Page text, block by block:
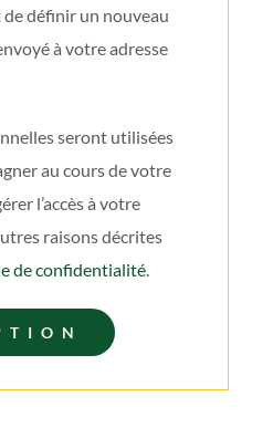
définir un nouveau
à votre adresse
seront utilisées
au cours de votre
l’accès à votre
raisons décrites
de confidentialité